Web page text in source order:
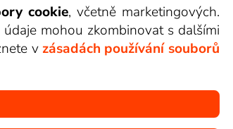
cookie, včetně marketingových.
mohou zkombinovat s dalšími
v zásadách používání souborů